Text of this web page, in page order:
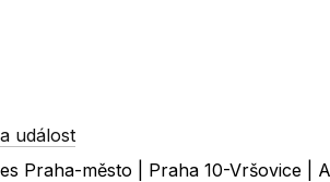
událost
Praha-město | Praha 10-Vršovice |